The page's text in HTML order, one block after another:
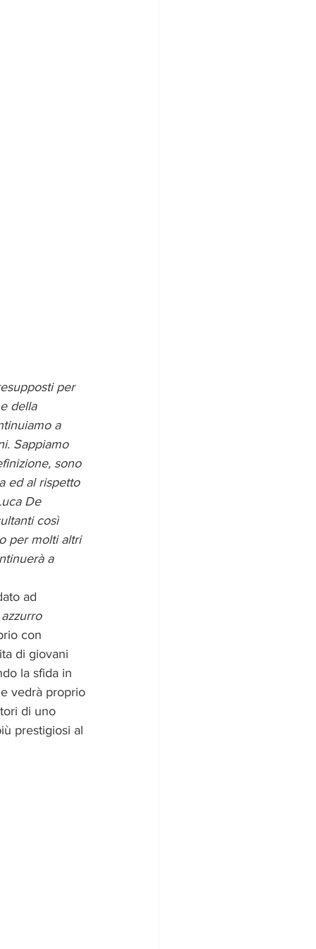
per
della
a
Sappiamo
sono
ed al rispetto
De
così
per molti altri
a
ad
con
di giovani
la sfida in
vedrà proprio
di uno
prestigiosi al